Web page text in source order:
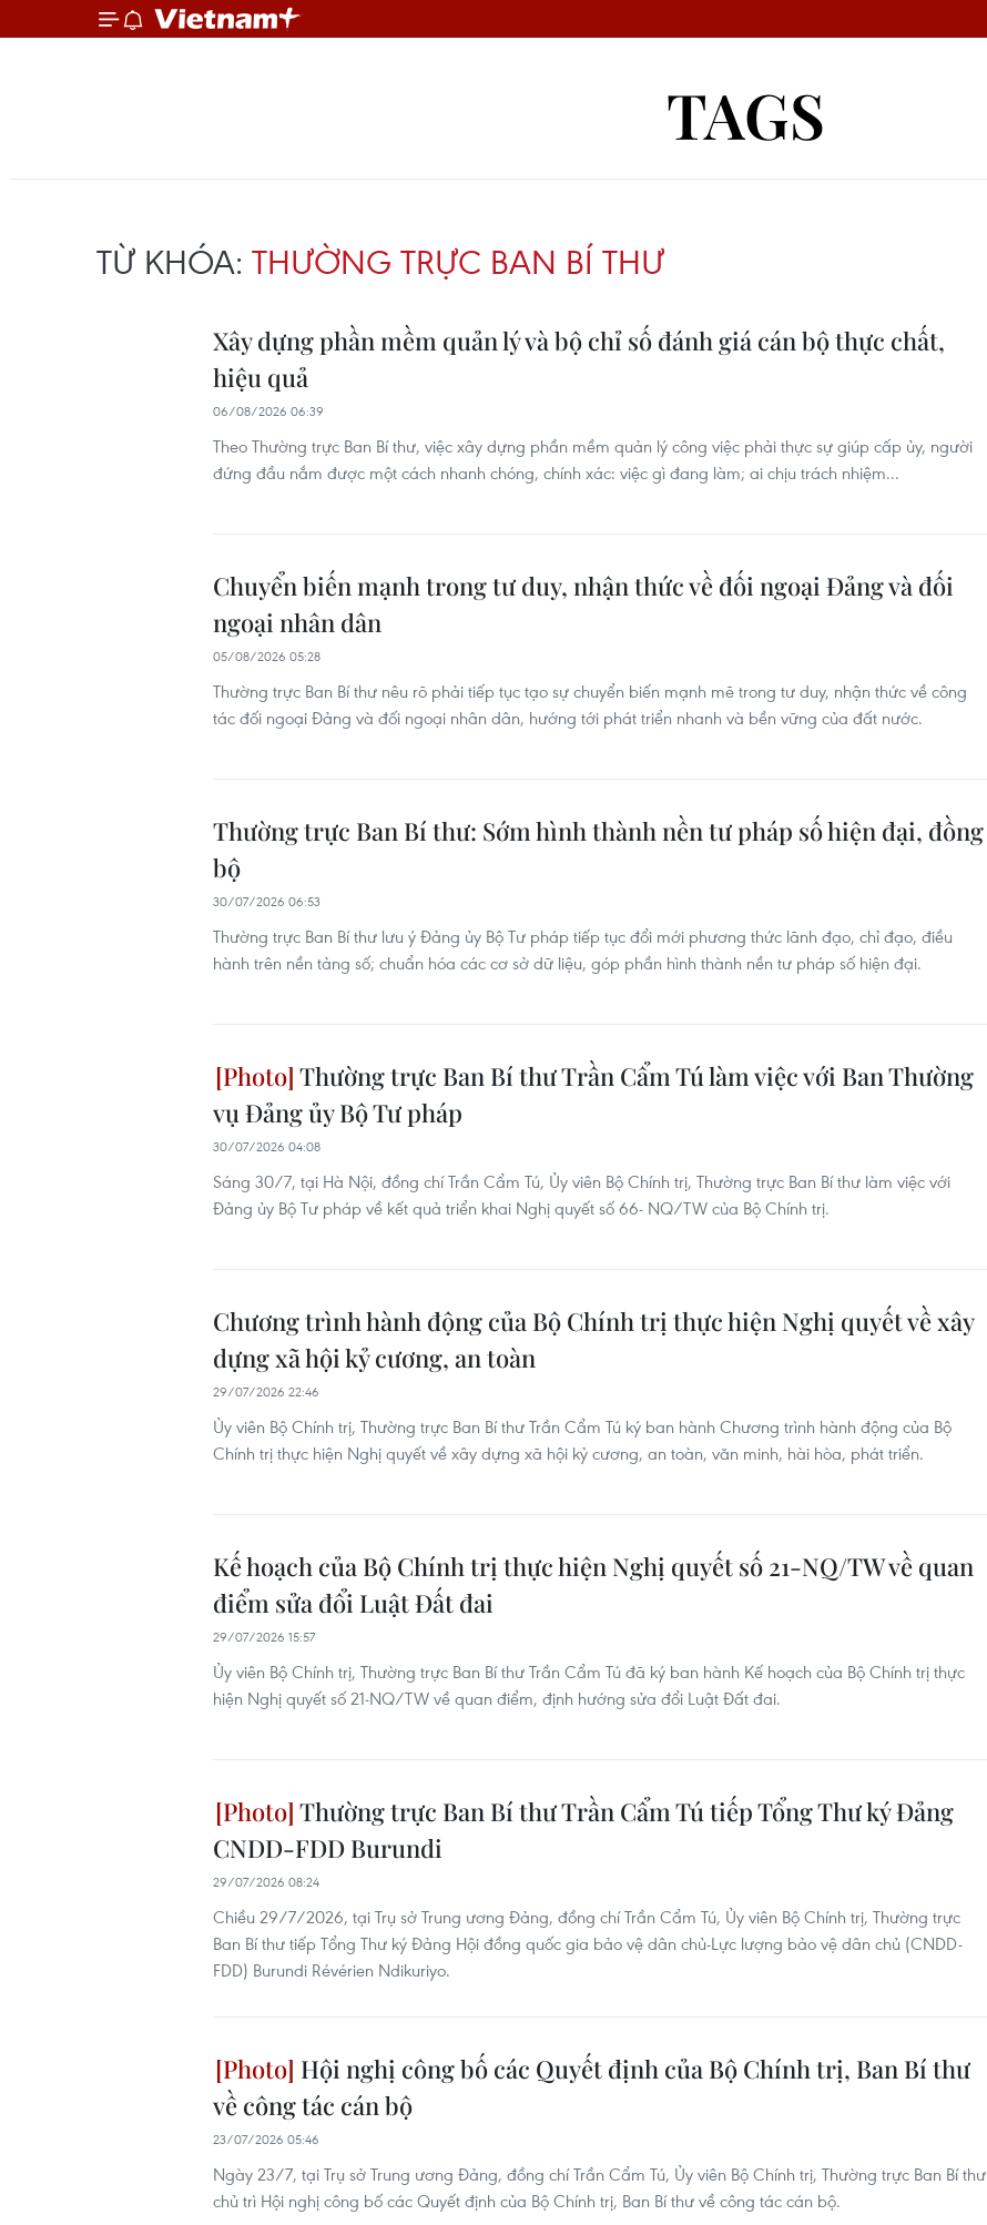
TAGS
TỪ KHÓA: THƯỜNG TRỰC BAN BÍ THƯ
Xây dựng phần mềm quản lý và bộ chỉ số đánh giá cán bộ thực chất,
hiệu quả
06/08/2026 06:39
Theo Thường trực Ban Bí thư, việc xây dựng phần mềm quản lý công việc phải thực sự giúp cấp ủy, người
đứng đầu nắm được một cách nhanh chóng, chính xác: việc gì đang làm; ai chịu trách nhiệm...
Chuyển biến mạnh trong tư duy, nhận thức về đối ngoại Đảng và đối
ngoại nhân dân
05/08/2026 05:28
Thường trực Ban Bí thư nêu rõ phải tiếp tục tạo sự chuyển biến mạnh mẽ trong tư duy, nhận thức về công
tác đối ngoại Đảng và đối ngoại nhân dân, hướng tới phát triển nhanh và bền vững của đất nước.
Thường trực Ban Bí thư: Sớm hình thành nền tư pháp số hiện đại, đồng
bộ
30/07/2026 06:53
Thường trực Ban Bí thư lưu ý Đảng ủy Bộ Tư pháp tiếp tục đổi mới phương thức lãnh đạo, chỉ đạo, điều
hành trên nền tảng số; chuẩn hóa các cơ sở dữ liệu, góp phần hình thành nền tư pháp số hiện đại.
Thường trực Ban Bí thư Trần Cẩm Tú làm việc với Ban Thường
vụ Đảng ủy Bộ Tư pháp
30/07/2026 04:08
Sáng 30/7, tại Hà Nội, đồng chí Trần Cẩm Tú, Ủy viên Bộ Chính trị, Thường trực Ban Bí thư làm việc với
Đảng ủy Bộ Tư pháp về kết quả triển khai Nghị quyết số 66- NQ/TW của Bộ Chính trị.
Chương trình hành động của Bộ Chính trị thực hiện Nghị quyết về xây
dựng xã hội kỷ cương, an toàn
29/07/2026 22:46
Ủy viên Bộ Chính trị, Thường trực Ban Bí thư Trần Cẩm Tú ký ban hành Chương trình hành động của Bộ
Chính trị thực hiện Nghị quyết về xây dựng xã hội kỷ cương, an toàn, văn minh, hài hòa, phát triển.
Kế hoạch của Bộ Chính trị thực hiện Nghị quyết số 21-NQ/TW về quan
điểm sửa đổi Luật Đất đai
29/07/2026 15:57
Ủy viên Bộ Chính trị, Thường trực Ban Bí thư Trần Cẩm Tú đã ký ban hành Kế hoạch của Bộ Chính trị thực
hiện Nghị quyết số 21-NQ/TW về quan điểm, định hướng sửa đổi Luật Đất đai.
Thường trực Ban Bí thư Trần Cẩm Tú tiếp Tổng Thư ký Đảng
CNDD-FDD Burundi
29/07/2026 08:24
Chiều 29/7/2026, tại Trụ sở Trung ương Đảng, đồng chí Trần Cẩm Tú, Ủy viên Bộ Chính trị, Thường trực
Ban Bí thư tiếp Tổng Thư ký Đảng Hội đồng quốc gia bảo vệ dân chủ-Lực lượng bảo vệ dân chủ (CNDD-
FDD) Burundi Révérien Ndikuriyo.
Hội nghị công bố các Quyết định của Bộ Chính trị, Ban Bí thư
về công tác cán bộ
23/07/2026 05:46
Ngày 23/7, tại Trụ sở Trung ương Đảng, đồng chí Trần Cẩm Tú, Ủy viên Bộ Chính trị, Thường trực Ban Bí thư
chủ trì Hội nghị công bố các Quyết định của Bộ Chính trị, Ban Bí thư về công tác cán bộ.